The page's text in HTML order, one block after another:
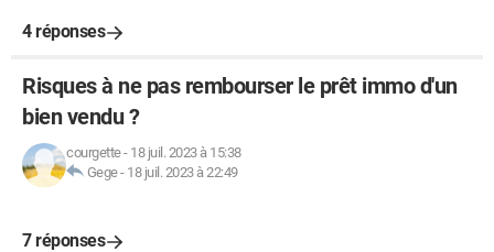
4 réponses
Risques à ne pas rembourser le prêt immo d'un
bien vendu ?
courgette- 18 juil. 2023 à 15:38
Gege- 18 juil. 2023 à 22:49
7 réponses